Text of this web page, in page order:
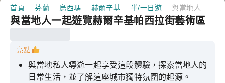
首頁 芬蘭 烏西瑪 赫爾辛基 半/一日遊
與當地人一起遊覽赫爾辛基帕西拉街藝術區
亮點
與當地私人導遊一起享受這段體驗，探索當地人的
日常生活，並了解這座城市獨特氛圍的起源。